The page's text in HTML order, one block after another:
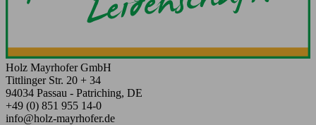
Holz Mayrhofer GmbH
Tittlinger Str. 20 + 34
94034 Passau - Patriching, DE
+49 (0) 851 955 14-0
info@holz-mayrhofer.de